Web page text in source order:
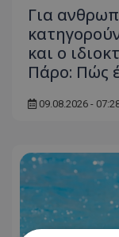
Για
και ο
Πάρο: Πώς
09.08.2026 -